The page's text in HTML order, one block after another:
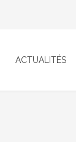
ACTUALITÉS